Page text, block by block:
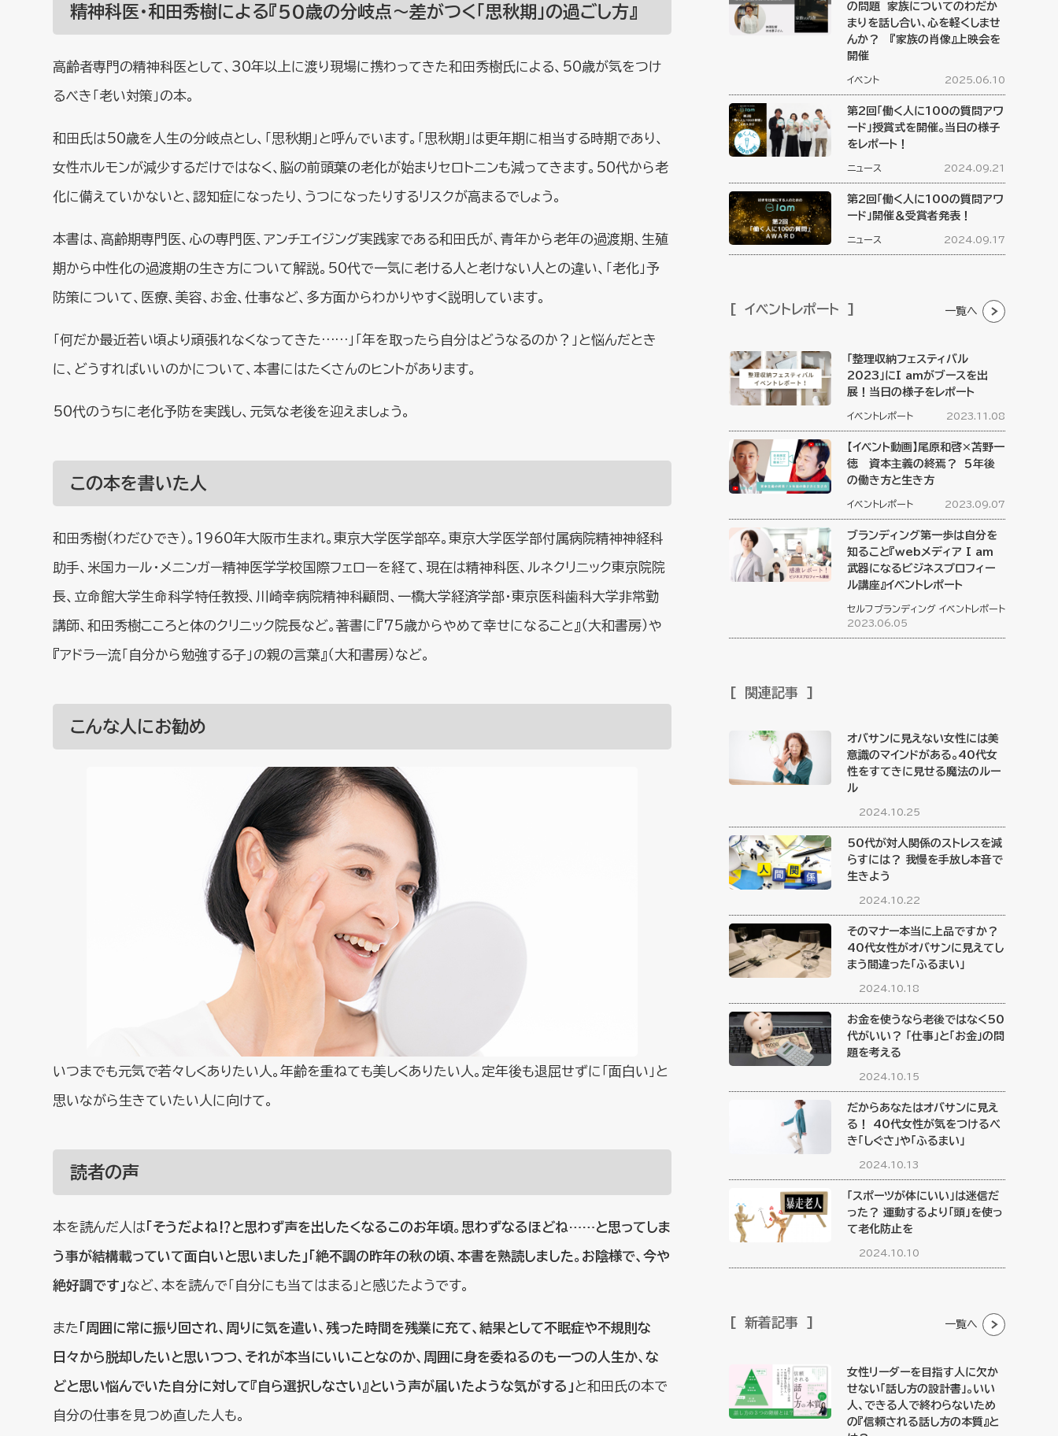
精神科医・和田秀樹による『50歳の分岐点～差がつく「思秋期」の過ごし方』
高齢者専門の精神科医として、30年以上に渡り現場に携わってきた和田秀樹氏による、50歳が気をつけ
るべき「老い対策」の本。
和田氏は50歳を人生の分岐点とし、「思秋期」と呼んでいます。「思秋期」は更年期に相当する時期であり、
女性ホルモンが減少するだけではなく、脳の前頭葉の老化が始まりセロトニンも減ってきます。50代から老
化に備えていかないと、認知症になったり、うつになったりするリスクが高まるでしょう。
本書は、高齢期専門医、心の専門医、アンチエイジング実践家である和田氏が、青年から老年の過渡期、生殖
期から中性化の過渡期の生き方について解説。50代で一気に老ける人と老けない人との違い、「老化」予
防策について、医療、美容、お金、仕事など、多方面からわかりやすく説明しています。
「何だか最近若い頃より頑張れなくなってきた……」「年を取ったら自分はどうなるのか？」と悩んだとき
に、どうすればいいのかについて、本書にはたくさんのヒントがあります。
50代のうちに老化予防を実践し、元気な老後を迎えましょう。
この本を書いた人
和田秀樹（わだひでき）。1960年大阪市生まれ。東京大学医学部卒。東京大学医学部付属病院精神神経科
助手、米国カール・メニンガー精神医学学校国際フェローを経て、現在は精神科医、ルネクリニック東京院院
長、立命館大学生命科学特任教授、川崎幸病院精神科顧問、一橋大学経済学部・東京医科歯科大学非常勤
講師、和田秀樹こころと体のクリニック院長など。著書に『75歳からやめて幸せになること』（大和書房）や
『アドラー流「自分から勉強する子」の親の言葉』（大和書房）など。
こんな人にお勧め
いつまでも元気で若々しくありたい人。年齢を重ねても美しくありたい人。定年後も退屈せずに「面白い」と
思いながら生きていたい人に向けて。
読者の声
本を読んだ人は 「そうだよね⁉️と思わず声を出したくなるこのお年頃。思わずなるほどね……と思ってしま
う事が結構載っていて面白いと思いました」「絶不調の昨年の秋の頃、本書を熟読しました。お陰様で、今や
絶好調です」など、本を読んで「自分にも当てはまる」と感じたようです。
また 「周囲に常に振り回され、周りに気を遣い、残った時間を残業に充て、結果として不眠症や不規則な
日々から脱却したいと思いつつ、それが本当にいいことなのか、周囲に身を委ねるのも一つの人生か、な
どと思い悩んでいた自分に対して『自ら選択しなさい』という声が届いたような気がする」と和田氏の本で
自分の仕事を見つめ直した人も。
の問題 家族についてのわだか
まりを話し合い、心を軽くしませ
んか？ 『家族の肖像』上映会を
開催
イベント 2025.06.10
第2回「働く人に100の質問アワ
ード」授賞式を開催。当日の様子
をレポート！
ニュース 2024.09.21
第2回「働く人に100の質問アワ
ード」開催＆受賞者発表！
ニュース 2024.09.17
イベントレポート 一覧へ
「整理収納フェスティバル
2023」にI amがブースを出
展！当日の様子をレポート
イベントレポート 2023.11.08
【イベント動画】尾原和啓×苫野一
徳 資本主義の終焉？ ５年後
の働き方と生き方
イベントレポート 2023.09.07
ブランディング第一歩は自分を
知ること『webメディア I am
武器になるビジネスプロフィー
ル講座』イベントレポート
セルフブランディング イベントレポート
2023.06.05
関連記事
オバサンに見えない女性には美
意識のマインドがある。40代女
性をすてきに見せる魔法のルー
ル
2024.10.25
50代が対人関係のストレスを減
らすには？ 我慢を手放し本音で
生きよう
2024.10.22
そのマナー本当に上品ですか？
40代女性がオバサンに見えてし
まう間違った「ふるまい」
2024.10.18
お金を使うなら老後ではなく50
代がいい？ 「仕事」と「お金」の問
題を考える
2024.10.15
だからあなたはオバサンに見え
る！ 40代女性が気をつけるべ
き「しぐさ」や「ふるまい」
2024.10.13
「スポーツが体にいい」は迷信だ
った？ 運動するより「頭」を使っ
て老化防止を
2024.10.10
新着記事 一覧へ
女性リーダーを目指す人に欠か
せない「話し方の設計書」。いい
人、できる人で終わらないため
の『信頼される話し方の本質』と